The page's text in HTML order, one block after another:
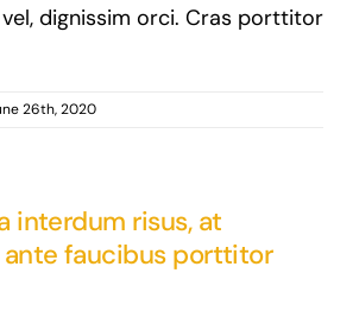
dignissim orci. Cras porttitor
26th, 2020
interdum risus, at
ante faucibus porttitor